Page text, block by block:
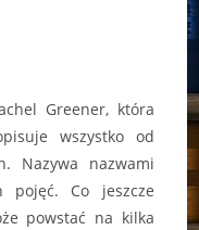
Greener, która
wszystko od
Nazywa nazwami
pojęć. Co jeszcze
powstać na kilka